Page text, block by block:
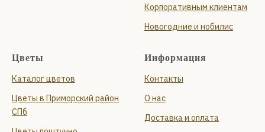
Корпоративным клиентам
Новогодние и нобилис
Цветы
Каталог цветов
Цветы в Приморский район
СПб
Информация
Контакты
О нас
Доставка и оплата